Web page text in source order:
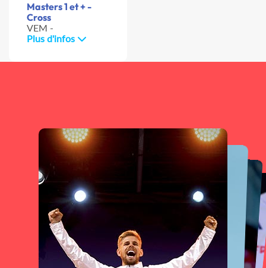
Masters 1 et + -
Cross
VEM -
Plus d'infos